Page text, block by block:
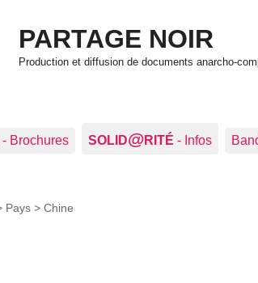
PARTAGE NOIR
Production et diffusion de documents anarcho-
- Brochures SOLID@RITÉ - Infos
Pays > Chine